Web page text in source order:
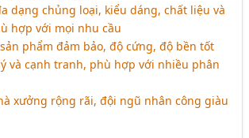
dạng chủng loại, kiểu dáng, chất liệu và
hợp với mọi nhu cầu
phẩm đảm bảo, độ cứng, độ bền tốt
và cạnh tranh, phù hợp với nhiều phân
xưởng rộng rãi, đội ngũ nhân công giàu